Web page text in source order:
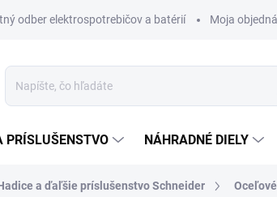
odber elektrospotrebičov a batérií Moja
PRÍSLUŠENSTVO NÁHRADNÉ DIELY
a ďaľšie príslušenstvo Schneider